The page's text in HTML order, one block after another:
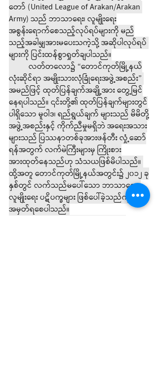
တော် (United League of Arakan/Arakan
Army) သည် ဘာသာရေး၊ လူမျိုးရေး
အစွန်းရောက်စေသည့်လုပ်ရပ်များကို မည်
သည့်အခါမျှအားမပေးသကဲ့သို့ အဆိုပါလုပ်ရပ်
များကို ပြင်းထန်စွာရှုတ်ချပါသည်။
လုံးဆိုင်ရာ အမျိုးသားလုံခြုံရေးအဖွဲ့အစည်း”
အမည်ဖြင့် ထုတ်ပြန်ချက်အချို့အား တွေ့မြင်
နေရပါသည်။ ၎င်းတို့၏ ထုတ်ပြန်ချက်များတွင်
ပါရှိသော မူဝါဒ၊ ရည်ရွယ်ချက် များသည် မိမိတို့
အဖွဲ့အစည်းနှင့် ကိုက်ညီမှုမရှိဘဲ အရေးအသား
များသည် ပြဿနာတစ်ခုအားဖန်တီး လှုံ့ဆော်
ရန်အတွက် လက်မဲကြီးများမှ ကြိုးစား
အားထုတ်နေသည်ဟု သံသယဖြစ်မိပါသည်။
ထို့အတူ တောင်ကုတ်မြို့နယ်အတွင်း၌ ၂၀၁၂ ခု
နှစ်တွင် လက်သည်မပေါ်သော ဘာသာရေး၊
လူမျိုးရေး ပဋိပက္ခများ ဖြစ်ပေါ်ခဲ့သည်ကို
အမှတ်ရစေပါသည်။